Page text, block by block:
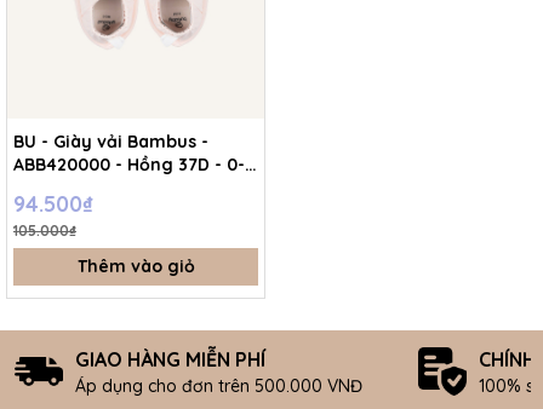
BU - Giày vải Bambus -
ABB420000 - Hồng 37D - 0-
94.500₫
105.000₫
Thêm vào giỏ
GIAO HÀNG MIỄN PHÍ
Áp dụng cho đơn trên 500.000 VNĐ
CHÍNH
100%